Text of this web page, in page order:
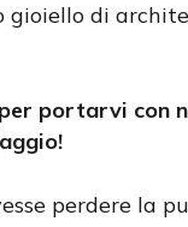
gioiello di
portarvi con
perdere la